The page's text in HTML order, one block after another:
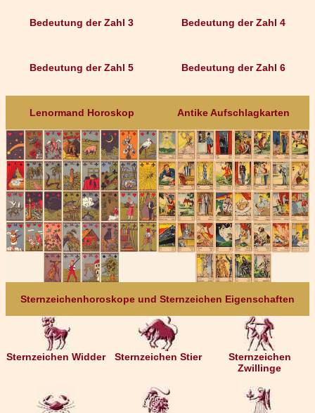
Bedeutung der Zahl 3
Bedeutung der Zahl 5
Bedeutung der Zahl 4
Bedeutung der Zahl 6
Lenormand Horoskop Antike Aufschlagkarten
Sternzeichenhoroskope und Sternzeichen Eigenschaften
Sternzeichen Widder Sternzeichen Stier
Sternzeichen
Zwillinge